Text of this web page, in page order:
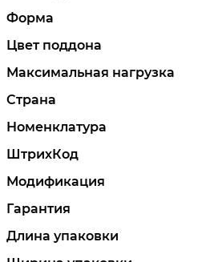
Форма
Цвет поддона
Максимальная нагрузка
Страна
Номенклатура
ШтрихКод
Модификация
Гарантия
Длина упаковки